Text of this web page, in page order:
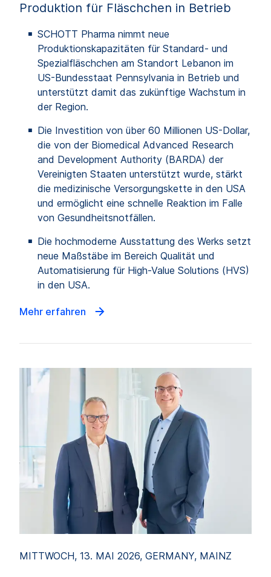
Produktion für Fläschchen in Betrieb
SCHOTT Pharma nimmt neue
Produktionskapazitäten für Standard- und
Spezialfläschchen am Standort Lebanon im
US-Bundesstaat Pennsylvania in Betrieb und
unterstützt damit das zukünftige Wachstum in
der Region.
Die Investition von über 60 Millionen US-Dollar,
die von der Biomedical Advanced Research
and Development Authority (BARDA) der
Vereinigten Staaten unterstützt wurde, stärkt
die medizinische Versorgungskette in den USA
und ermöglicht eine schnelle Reaktion im Falle
von Gesundheitsnotfällen.
Die hochmoderne Ausstattung des Werks setzt
neue Maßstäbe im Bereich Qualität und
Automatisierung für High-Value Solutions (HVS)
in den USA.
Mehr erfahren
MITTWOCH, 13. MAI 2026, GERMANY, MAINZ